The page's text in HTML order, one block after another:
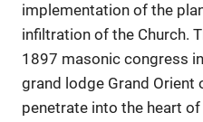
implementation of the
infiltration of the Church.
1897 masonic congress
grand lodge Grand Orient
penetrate into the heart